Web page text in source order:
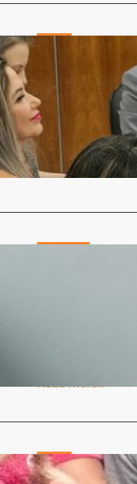
Délcio Stefan
Porto Alegre
O Presidente da
(FUMSSAR),
Read More…
Jonas Bordim
Marketing das
As Faculdades
anunciar que
Read More…
Geral